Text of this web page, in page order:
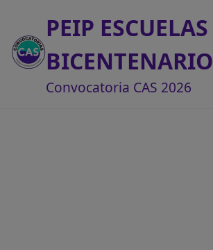
PEIP ESCUELAS
BICENTENARIO
Convocatoria CAS 2026